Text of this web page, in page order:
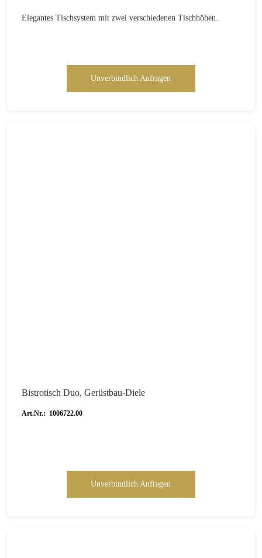
Elegantes Tischsystem mit zwei verschiedenen Tischhöhen.
Unverbindlich Anfragen
Bistrotisch Duo, Gerüstbau-Diele
Art.Nr.: 1006722.00
Unverbindlich Anfragen